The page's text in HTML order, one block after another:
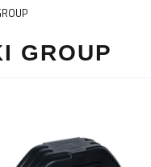
GROUP